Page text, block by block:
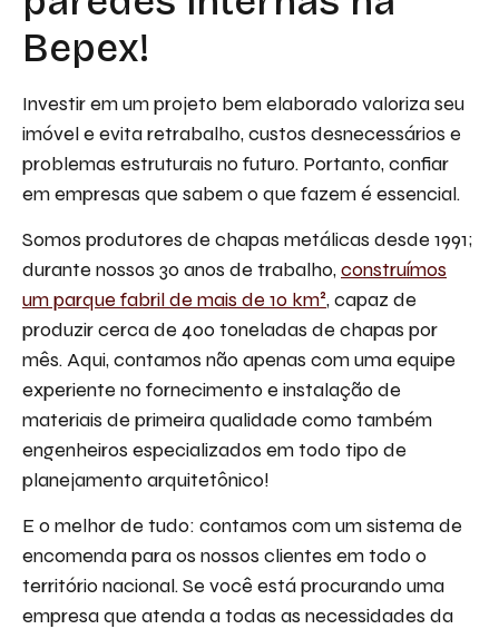
Bepex!
Investir em um projeto bem elaborado valoriza seu
imóvel e evita retrabalho, custos desnecessários e
problemas estruturais no futuro. Portanto, confiar
em empresas que sabem o que fazem é essencial.
Somos produtores de chapas metálicas desde 1991;
durante nossos 30 anos de trabalho,construímos
um parque fabril de mais de 10 km², capaz de
produzir cerca de 400 toneladas de chapas por
mês. Aqui, contamos não apenas com uma equipe
experiente no fornecimento e instalação de
materiais de primeira qualidade como também
engenheiros especializados em todo tipo de
planejamento arquitetônico!
E o melhor de tudo: contamos com um sistema de
encomenda para os nossos clientes em todo o
território nacional. Se você está procurando uma
empresa que atenda a todas as necessidades da